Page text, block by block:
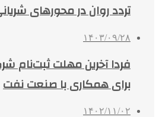
تردد روان در محورهای
۱۴۰۳/۰۹/۲۸
فردا آخرین مهلت ثبت‌نام
برای همکاری با صنعت نفت
۱۴۰۲/۱۱/۰۲